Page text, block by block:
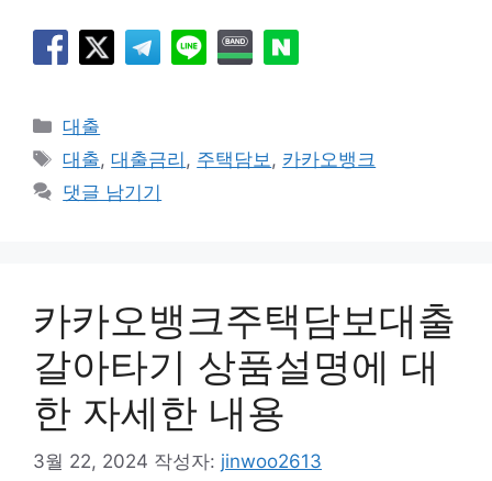
카
테
리
대출
태
그
대출,대출금리 , 주택담보, 카카오뱅크
댓글 남기기
카카오뱅크주택담보대출
갈아타기 상품설명에 대
한 자세한 내용
3월 22, 2024 작성자: jinwoo2613